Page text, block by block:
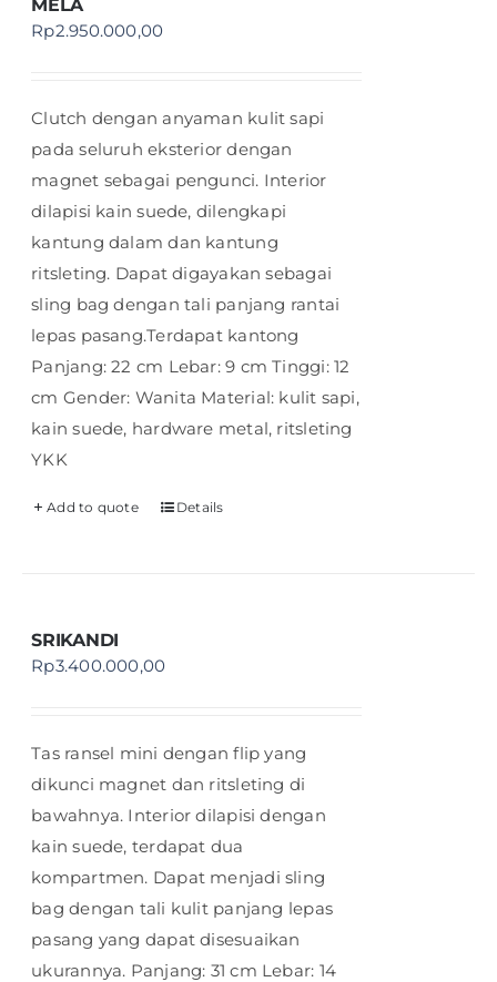
MELA
Rp2.950.000,00
Clutch dengan anyaman kulit sapi
pada seluruh eksterior dengan
magnet sebagai pengunci. Interior
dilapisi kain suede, dilengkapi
kantung dalam dan kantung
ritsleting. Dapat digayakan sebagai
sling bag dengan tali panjang rantai
lepas pasang.Terdapat kantong
Panjang: 22 cm Lebar: 9 cm Tinggi: 12
cm Gender: Wanita Material: kulit sapi,
kain suede, hardware metal, ritsleting
YKK
Add to quote Details
SRIKANDI
Rp3.400.000,00
Tas ransel mini dengan flip yang
dikunci magnet dan ritsleting di
bawahnya. Interior dilapisi dengan
kain suede, terdapat dua
kompartmen. Dapat menjadi sling
bag dengan tali kulit panjang lepas
pasang yang dapat disesuaikan
ukurannya. Panjang: 31 cm Lebar: 14